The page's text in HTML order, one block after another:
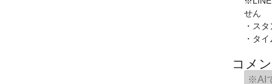
せん
・ス
・タ
コメ